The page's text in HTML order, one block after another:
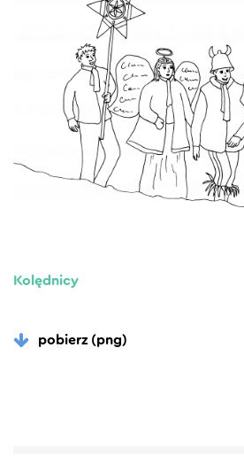
Kolędnicy
pobierz (png)